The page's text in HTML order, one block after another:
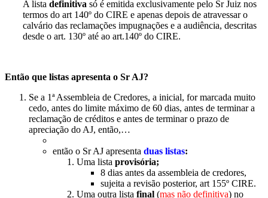
A lista definitiva só é emitida exclusivamente pelo Sr Juiz nos
termos do art 140º do CIRE e apenas depois de atravessar o
calvário das reclamações impugnações e a audiência, descritas
desde o art. 130º até ao art.140º do CIRE.
Então que listas apresenta o Sr AJ?
Se a 1ª Assembleia de Credores, a inicial, for marcada muito
cedo, antes do limite máximo de 60 dias, antes de terminar a
reclamação de créditos e antes de terminar o prazo de
apreciação do AJ, então,…
então o Sr AJ apresenta duas listas:
Uma lista provisória;
8 dias antes da assembleia de credores,
sujeita a revisão posterior, art 155º CIRE.
Uma outra lista final (mas não definitiva) no